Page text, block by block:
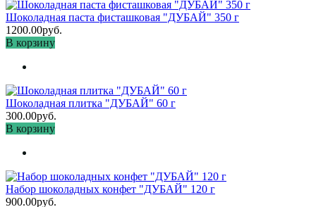
Шоколадная паста фисташковая "ДУБАЙ" 350 г
1200.00руб.
В корзину
Шоколадная плитка "ДУБАЙ" 60 г
300.00руб.
В корзину
Набор шоколадных конфет "ДУБАЙ" 120 г
900.00руб.